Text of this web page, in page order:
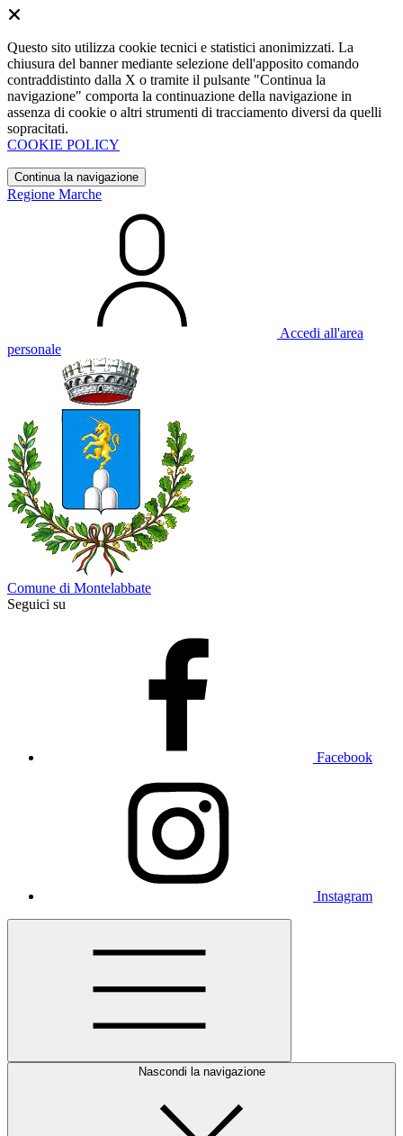
Questo sito utilizza cookie tecnici e statistici anonimizzati. La
chiusura del banner mediante selezione dell'apposito comando
contraddistinto dalla X o tramite il pulsante "Continua la
navigazione" comporta la continuazione della navigazione in
assenza di cookie o altri strumenti di tracciamento diversi da quelli
sopracitati.
COOKIE POLICY
Continua la navigazione
Regione Marche
Accedi all'area
personale
Comune di Montelabbate
Seguici su
Facebook
Instagram
Nascondi la navigazione